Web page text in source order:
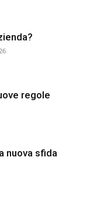
regole
nuova sfida